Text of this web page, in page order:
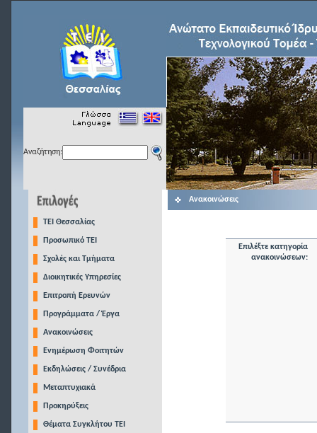
Αναζήτηση:
TEI Θεσσαλίας
Προσωπικό ΤΕΙ
Σχολές και Τμήματα
Διοικητικές Υπηρεσίες
Επιτροπή Ερευνών
Προγράμματα / Έργα
Ανακοινώσεις
Ενημέρωση Φοιτητών
Εκδηλώσεις / Συνέδρια
Μεταπτυχιακά
Προκηρύξεις
Θέματα Συγκλήτου ΤΕΙ
Ανακοινώσεις
Επιλέξτε κατηγορία
ανακοινώσεων: